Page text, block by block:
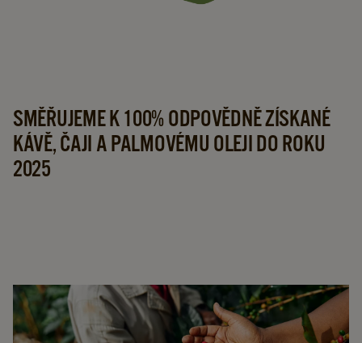
stávající půdě a zvýšit jejich výdělkové možnosti.
SMĚŘUJEME K 100% ODPOVĚDNĚ ZÍSKANÉ
KÁVĚ, ČAJI A PALMOVÉMU OLEJI DO ROKU
2025